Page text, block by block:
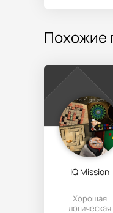
Похожие
IQ Mission
Хорошая
логическая